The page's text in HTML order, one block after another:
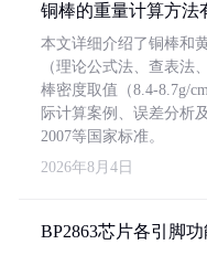
铜棒的重量计算方法
本文详细介绍了铜棒和
（理论公式法、查表法
棒密度取值（8.4-8.7g/
际计算案例、误差分析
2007等国家标准。
2026年8月4日
BP2863芯片各引脚